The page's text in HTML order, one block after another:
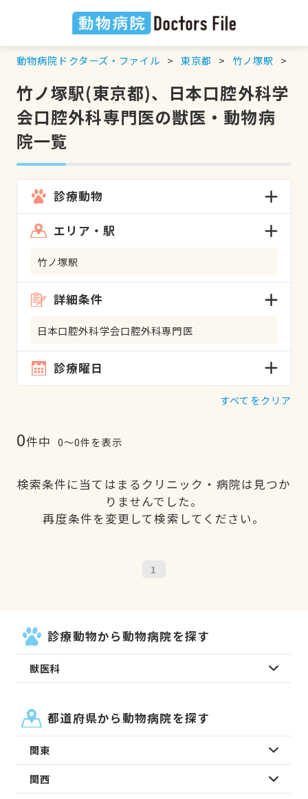
動物病院ドクターズ・ファイル 東京都 竹ノ塚駅
竹ノ塚駅(東京都)、日本口腔外科学
会口腔外科専門医の獣医・動物病
院一覧
診療動物
エリア・駅
竹ノ塚駅
詳細条件
日本口腔外科学会口腔外科専門医
診療曜日
すべてをクリア
0件中 0〜0件を表示
検索条件に当てはまるクリニック・病院は見つか
りませんでした。
再度条件を変更して検索してください。
1
診療動物から動物病院を探す
獣医科
都道府県から動物病院を探す
関東
関西